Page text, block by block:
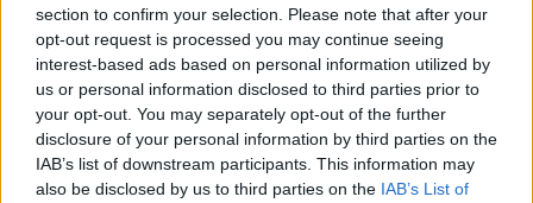
section to confirm your selection. Please note that after your
opt-out request is processed you may continue seeing
interest-based ads based on personal information utilized by
us or personal information disclosed to third parties prior to
your opt-out. You may separately opt-out of the further
disclosure of your personal information by third parties on the
IAB’s list of downstream participants. This information may
also be disclosed by us to third parties on the IAB’s List of
Ταιριάζουν όλα αυτά στην Ελλάδα;
Καλή ερώτηση! Ίσως η πιο κρίσιμη αλλά δηλώνουμε
αναρμόδιοι να απαντήσουμε σε μια τόσο τεχνική ερώτηση.
Η παραπάνω ανάλυση έρχεται από την μικρή εμπειρία στις
τάξεις του Στρατού Ξηράς, την ενασχόληση χρόνια με την
ανάλυση των παλιών και σύγχρονων επιχειρήσεων και την
αγωνία μας, όπως και τη δική σας, για το παρόν και μέλλον
του Έλληνα πεζού στρατιώτη. Τα υπόλοιπα καλό είναι να τα
αφήσουμε στους επαγγελματίες και στην κρίση τους και